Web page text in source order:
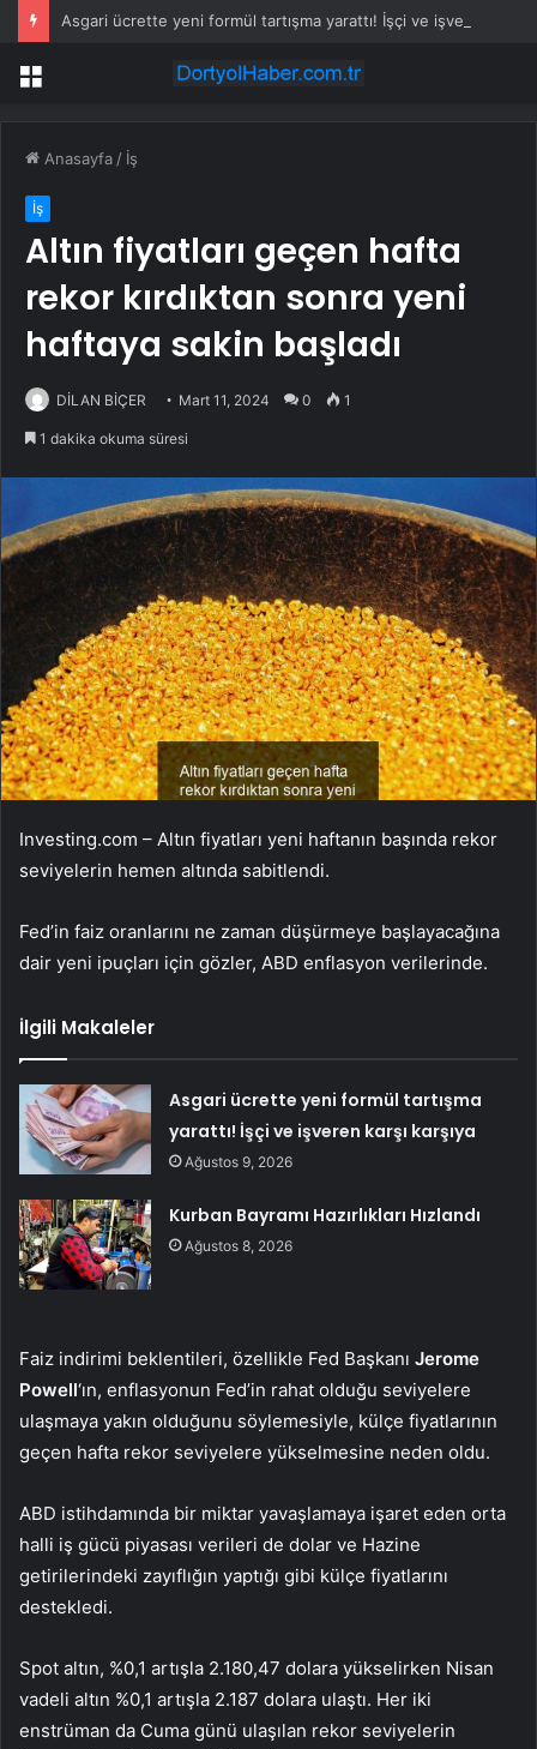
Menü
Anasayfa / İş
İş
Altın fiyatları geçen hafta
rekor kırdıktan sonra yeni
haftaya sakin başladı
DİLAN BİÇER Mart 11, 2024 0 1
1 dakika okuma süresi
Investing.com – Altın fiyatları yeni haftanın başında rekor
seviyelerin hemen altında sabitlendi.
Fed’in faiz oranlarını ne zaman düşürmeye başlayacağına
dair yeni ipuçları için gözler, ABD enflasyon verilerinde.
İlgili Makaleler
Asgari ücrette yeni formül tartışma
yarattı! İşçi ve işveren karşı karşıya
Ağustos 9, 2026
Kurban Bayramı Hazırlıkları Hızlandı
Ağustos 8, 2026
Faiz indirimi beklentileri, özellikle Fed Başkanı Jerome
Powell‘ın, enflasyonun Fed’in rahat olduğu seviyelere
ulaşmaya yakın olduğunu söylemesiyle, külçe fiyatlarının
geçen hafta rekor seviyelere yükselmesine neden oldu.
ABD istihdamında bir miktar yavaşlamaya işaret eden orta
halli iş gücü piyasası verileri de dolar ve Hazine
getirilerindeki zayıflığın yaptığı gibi külçe fiyatlarını
destekledi.
Spot altın, %0,1 artışla 2.180,47 dolara yükselirken Nisan
vadeli altın %0,1 artışla 2.187 dolara ulaştı. Her iki
enstrüman da Cuma günü ulaşılan rekor seviyelerin